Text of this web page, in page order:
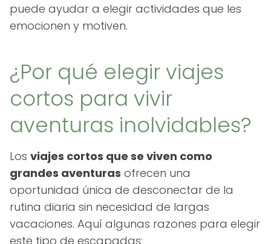
puede ayudar a elegir actividades que les
emocionen y motiven.
¿Por qué elegir viajes
cortos para vivir
aventuras inolvidables?
Los viajes cortos que se viven como
grandes aventuras ofrecen una
oportunidad única de desconectar de la
rutina diaria sin necesidad de largas
vacaciones. Aquí algunas razones para elegir
este tipo de escapadas: